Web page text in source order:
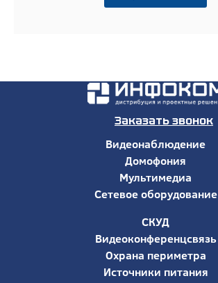
Заказать звонок
Видеонаблюдение
Домофония
Мультимедиа
Сетевое оборудование
СКУД
Видеоконференцсвязь
Охрана периметра
Источники питания